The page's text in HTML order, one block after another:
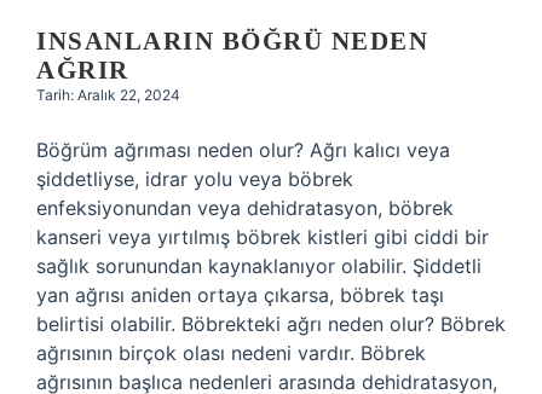
INSANLARIN BÖĞRÜ NEDEN
AĞRIR
Tarih: Aralık 22, 2024
Böğrüm ağrıması neden olur? Ağrı kalıcı veya
şiddetliyse, idrar yolu veya böbrek
enfeksiyonundan veya dehidratasyon, böbrek
kanseri veya yırtılmış böbrek kistleri gibi ciddi bir
sağlık sorunundan kaynaklanıyor olabilir. Şiddetli
yan ağrısı aniden ortaya çıkarsa, böbrek taşı
belirtisi olabilir. Böbrekteki ağrı neden olur? Böbrek
ağrısının birçok olası nedeni vardır. Böbrek
ağrısının başlıca nedenleri arasında dehidratasyon,